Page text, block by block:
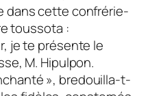
dans cette confrérie-
toussota :
je te présente le
M. Hipulpon.
», bredouilla-t-